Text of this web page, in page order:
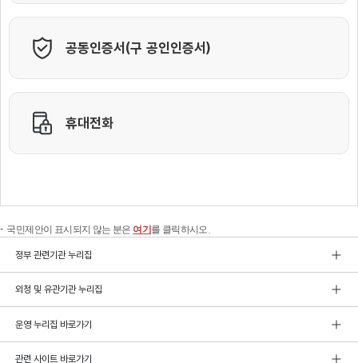
국민제안이 표시되지 않는 분은 여기 를 클릭하시오.
정부 관련기관 누리집
외청 및 유관기관 누리집
운영 누리집 바로가기
관련 사이트 바로가기